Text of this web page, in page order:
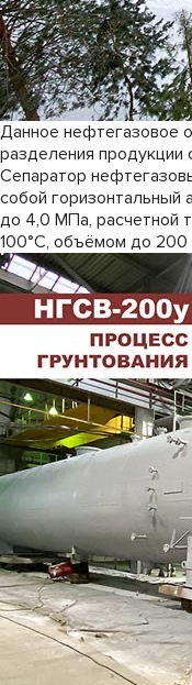
Данное нефтегазовое
разделения продукции
Сепаратор
собой горизонтальный
до 4,0 МПа, расчетной
100°С, объёмом до 200